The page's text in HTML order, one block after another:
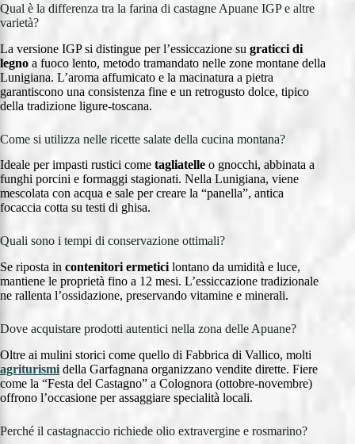
Qual è la differenza tra la farina di castagne Apuane IGP e altre
varietà?
La versione IGP si distingue per l’essiccazione su graticci di
legno a fuoco lento, metodo tramandato nelle zone montane della
Lunigiana. L’aroma affumicato e la macinatura a pietra
garantiscono una consistenza fine e un retrogusto dolce, tipico
della tradizione ligure-toscana.
Come si utilizza nelle ricette salate della cucina montana?
Ideale per impasti rustici come tagliatelle o gnocchi, abbinata a
funghi porcini e formaggi stagionati. Nella Lunigiana, viene
mescolata con acqua e sale per creare la “panella”, antica
focaccia cotta su testi di ghisa.
Quali sono i tempi di conservazione ottimali?
Se riposta in contenitori ermetici lontano da umidità e luce,
mantiene le proprietà fino a 12 mesi. L’essiccazione tradizionale
ne rallenta l’ossidazione, preservando vitamine e minerali.
Dove acquistare prodotti autentici nella zona delle Apuane?
Oltre ai mulini storici come quello di Fabbrica di Vallico, molti
agriturismi della Garfagnana organizzano vendite dirette. Fiere
come la “Festa del Castagno” a Colognora (ottobre-novembre)
offrono l’occasione per assaggiare specialità locali.
Perché il castagnaccio richiede olio extravergine e rosmarino?